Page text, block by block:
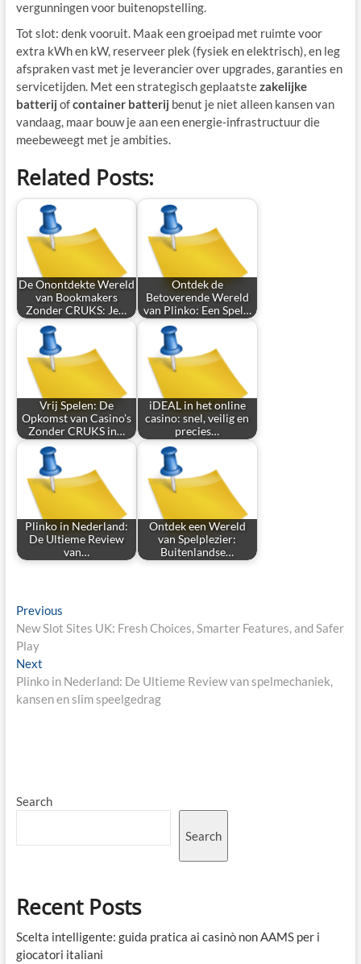
vergunningen voor buitenopstelling.
Tot slot: denk vooruit. Maak een groeipad met ruimte voor
extra kWh en kW, reserveer plek (fysiek en elektrisch), en leg
afspraken vast met je leverancier over upgrades, garanties en
servicetijden. Met een strategisch geplaatstezakelijke
batterij ofcontainer batterij benut je niet alleen kansen van
vandaag, maar bouw je aan een energie‑infrastructuur die
meebeweegt met je ambities.
Related Posts:
De Onontdekte Wereld
van Bookmakers
Zonder CRUKS: Je…
Ontdek de
Betoverende Wereld
van Plinko: Een Spel…
Vrij Spelen: De
Opkomst van Casino's
Zonder CRUKS in…
iDEAL in het online
casino: snel, veilig en
precies…
Plinko in Nederland:
De Ultieme Review
van…
Ontdek een Wereld
van Spelplezier:
Buitenlandse…
Post
navigation
PreviousPrevious
post:
New Slot Sites UK: Fresh Choices, Smarter Features, and Safer
Play
NextNext
post:
Plinko in Nederland: De Ultieme Review van spelmechaniek,
kansen en slim speelgedrag
Search
Search
Recent Posts
Scelta intelligente: guida pratica ai casinò non AAMS per i
giocatori italiani